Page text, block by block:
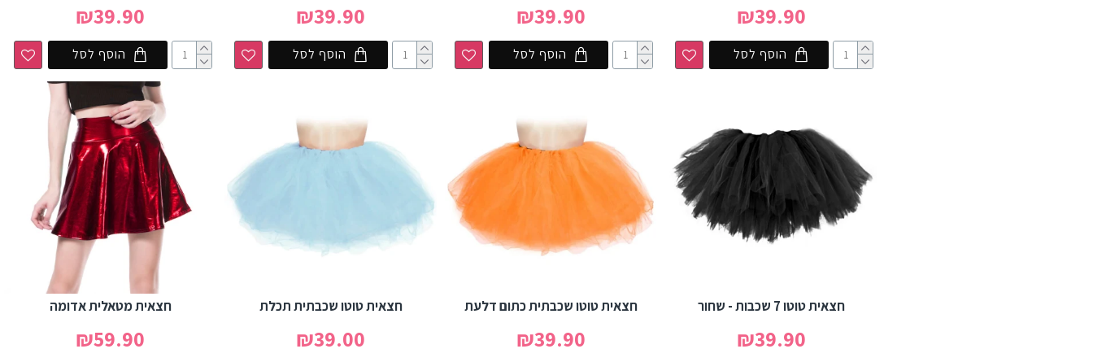
₪39.90
הוסף לסל
₪39.90
הוסף לסל
₪39.90
הוסף לסל
₪39.90
הוסף לסל
חצאית טוטו 7 שכבות - שחור
₪39.90
חצאית טוטו שכבתית כתום דלעת
₪39.90
חצאית טוטו שכבתית תכלת
₪39.00
חצאית מטאלית אדומה
₪59.90